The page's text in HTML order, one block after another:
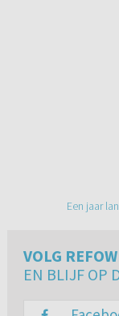
Een jaar
VOLG
EN BLIJF OP